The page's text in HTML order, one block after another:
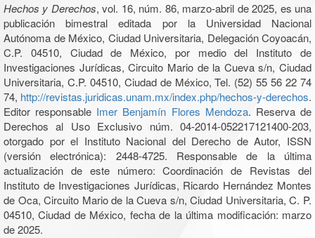
Hechos y Derechos, vol. 16, núm. 86, marzo-abril de 2025, es una
publicación bimestral editada por la Universidad Nacional
Autónoma de México, Ciudad Universitaria, Delegación Coyoacán,
C.P. 04510, Ciudad de México, por medio del Instituto de
Investigaciones Jurídicas, Circuito Mario de la Cueva s/n, Ciudad
Universitaria, C.P. 04510, Ciudad de México, Tel. (52) 55 56 22 74
74, http://revistas.juridicas.unam.mx/index.php/hechos-y-derechos.
Editor responsable Imer Benjamín Flores Mendoza. Reserva de
Derechos al Uso Exclusivo núm. 04-2014-052217121400-203,
otorgado por el Instituto Nacional del Derecho de Autor, ISSN
(versión electrónica): 2448-4725. Responsable de la última
actualización de este número: Coordinación de Revistas del
Instituto de Investigaciones Jurídicas, Ricardo Hernández Montes
de Oca, Circuito Mario de la Cueva s/n, Ciudad Universitaria, C. P.
04510, Ciudad de México, fecha de la última modificación: marzo
de 2025.